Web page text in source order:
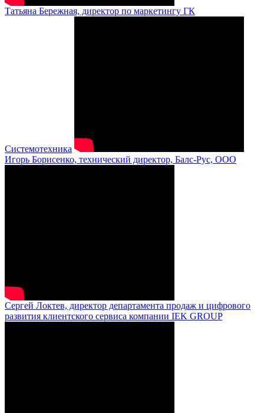
Татьяна Бережная, директор по маркетингу ГК
Системотехника
Игорь Борисенко, технический директор, Балс-Рус, ООО
Сергей Локтев, директор департамента продаж и цифрового
развития клиентского сервиса компании IEK GROUP